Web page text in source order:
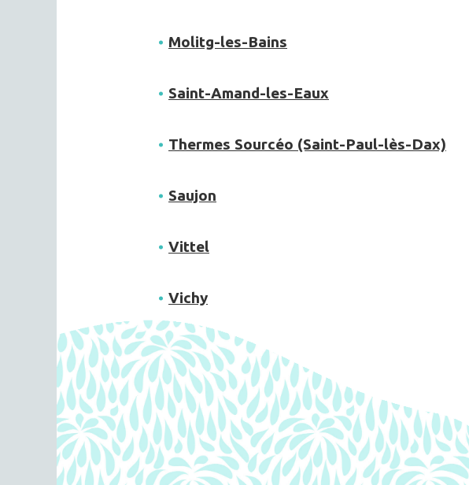
Molitg-les-Bains
Saint-Amand-les-Eaux
Thermes Sourcéo (Saint-Paul-lès-Dax)
Saujon
Vittel
Vichy